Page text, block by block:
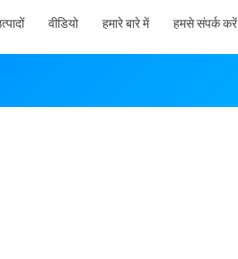
वीडियो हमारे बारे में हमसे संपर्क करें